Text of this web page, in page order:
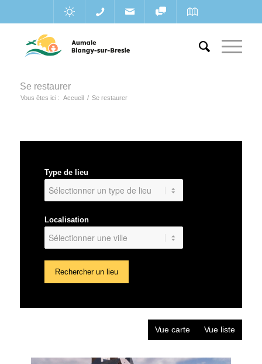
Se restaurer
Vous êtes ici : Accueil / Se restaurer
Type de lieu
Localisation
Rechercher un lieu
Vue carte Vue liste